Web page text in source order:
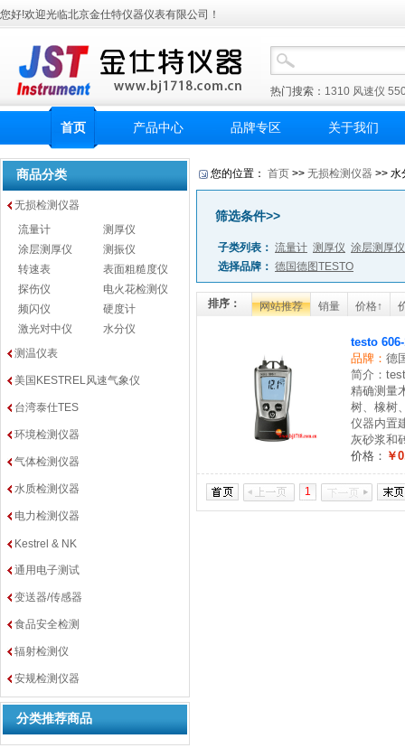
您好!欢迎光临北京金仕特仪器仪表有限公司！
热门搜索： 1310 风速仪
首页 产品中心 品牌专区 关于我们
商品分类
无损检测仪器
流量计
测厚仪
涂层测厚仪
测振仪
转速表
表面粗糙度仪
探伤仪
电火花检测仪
频闪仪
硬度计
激光对中仪
水分仪
测温仪表
美国KESTREL风速气象仪
台湾泰仕TES
环境检测仪器
气体检测仪器
水质检测仪器
电力检测仪器
Kestrel & NK
通用电子测试
变送器/传感器
食品安全检测
辐射检测仪
安规检测仪器
分类推荐商品
您的位置： 首页 >> 无损检测仪器 >> 水
筛选条件>>
子类列表： 流量计 测厚仪 涂层测厚仪
选择品牌： 德国德图TESTO
排序： 网站推荐 销量 价格↑
testo
品牌： 德
简介：
精确测量
树、橡树
仪器内置
灰砂浆和
价格： ￥
1